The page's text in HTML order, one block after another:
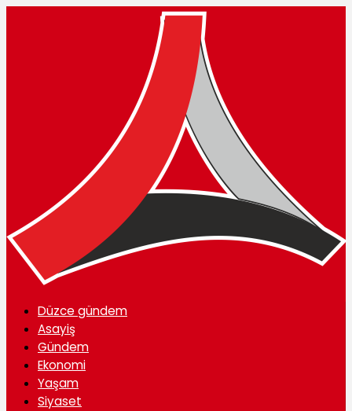
Düzce gündem
Asayiş
Gündem
Ekonomi
Yaşam
Siyaset